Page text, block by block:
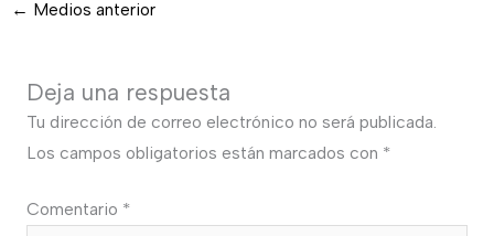
← Medios anterior
Deja una respuesta
Tu dirección de correo electrónico no será publicada.
Los campos obligatorios están marcados con *
Comentario *